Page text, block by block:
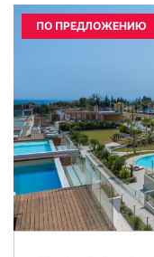
ПО ПРЕДЛОЖЕНИЮ